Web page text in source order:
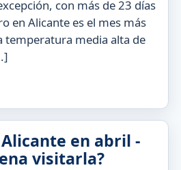
con más de 23 días
en Alicante es el mes más
temperatura media alta de
en abril -
visitarla?